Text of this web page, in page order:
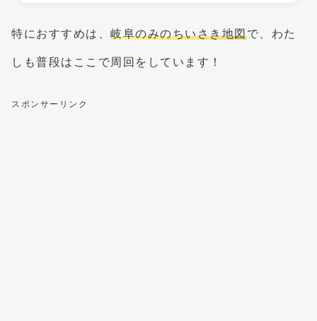
特におすすめは、 岐阜のみのちいさき地図で、わた
しも普段はここで周回をしています！
スポンサーリンク